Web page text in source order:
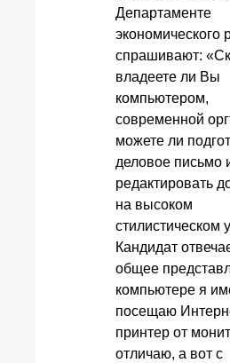
Департаменте
экономического
спрашивают:
владеете ли Вы
компьютером,
современной
можете ли
деловое письмо
редактировать
на высоком
стилистическом
Кандидат
общее
компьютере я
посещаю
принтер от
отличаю, а вот с